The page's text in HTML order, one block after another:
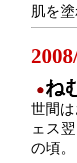
肌を塗
●ね
世間
ェス
の頃。